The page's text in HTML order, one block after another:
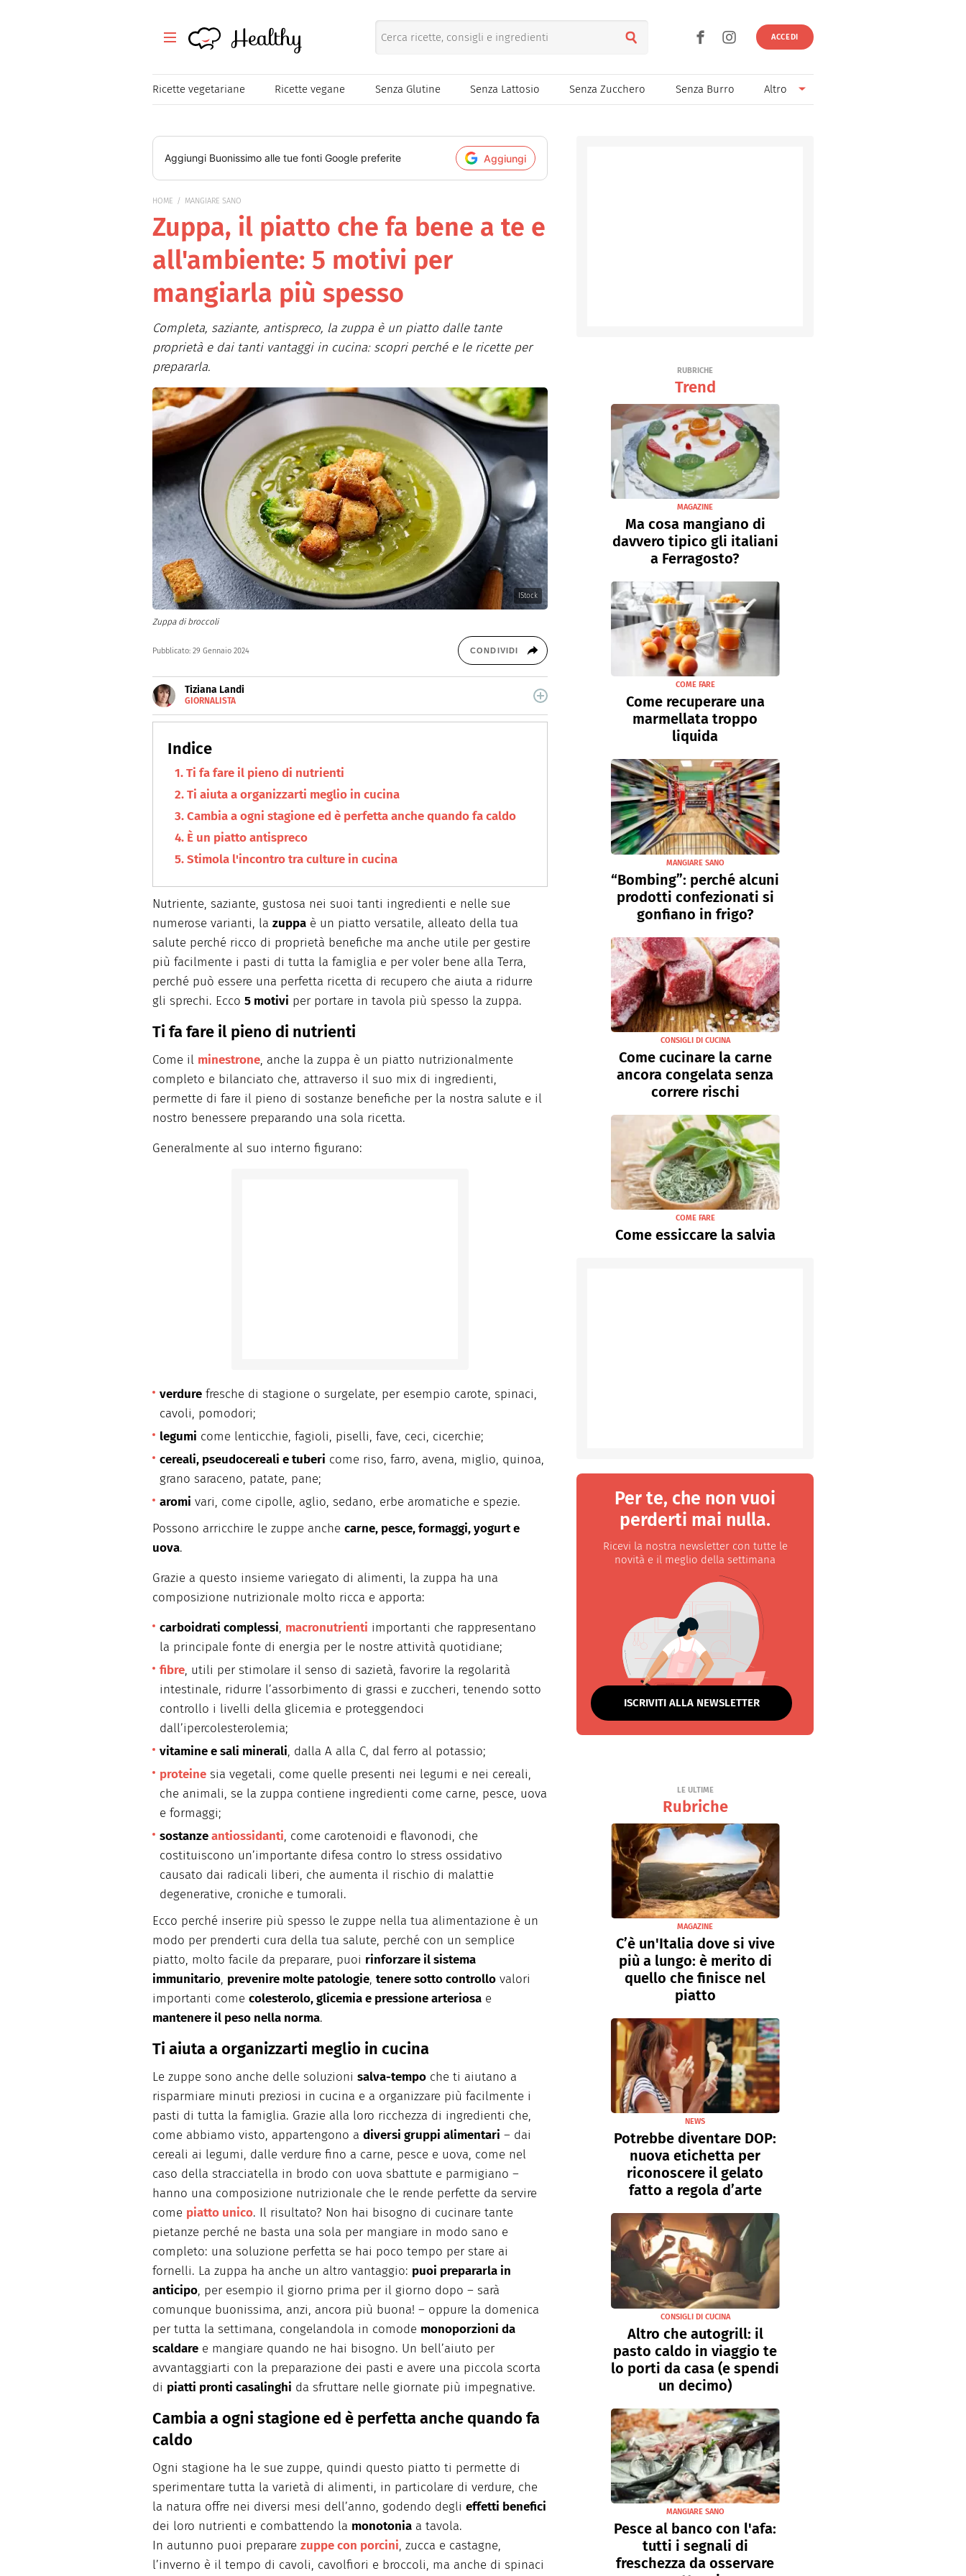
Healthy
Healthy ACCEDI
Ricette vegetariane Ricette vegane Senza Glutine Senza Lattosio Senza Zucchero Senza Burro Altro
Tutte le ricette
Magazine
Mangiare Sano
Healthy
Consigli
Aggiungi Buonissimo alle tue fonti Google preferite Aggiungi
HOME MANGIARE SANO
Zuppa, il piatto che fa bene a te e
all'ambiente: 5 motivi per
mangiarla più spesso
Completa, saziante, antispreco, la zuppa è un piatto dalle tante
proprietà e dai tanti vantaggi in cucina: scopri perché e le ricette per
prepararla.
IStock
Zuppa di broccoli
Pubblicato: 29 Gennaio 2024 CONDIVIDI
Tiziana Landi
GIORNALISTA
MAIL
Giornalista toscana, da oltre 10 anni scrivo di food, alimentazione e salute per
siti web, magazine e agenzie digital specializzati. Quando non sono seduta al
pc, mi trovate in cucina.
Ti fa fare il pieno di nutrienti
Ti aiuta a organizzarti meglio in cucina
Cambia a ogni stagione ed è perfetta anche quando fa caldo
È un piatto antispreco
Stimola l'incontro tra culture in cucina
Nutriente, saziante, gustosa nei suoi tanti ingredienti e nelle sue
numerose varianti, la zuppa è un piatto versatile, alleato della tua
salute perché ricco di proprietà benefiche ma anche utile per gestire
più facilmente i pasti di tutta la famiglia e per voler bene alla Terra,
perché può essere una perfetta ricetta di recupero che aiuta a ridurre
gli sprechi. Ecco 5 motivi per portare in tavola più spesso la zuppa.
Ti fa fare il pieno di nutrienti
Come il minestrone, anche la zuppa è un piatto nutrizionalmente
completo e bilanciato che, attraverso il suo mix di ingredienti,
permette di fare il pieno di sostanze benefiche per la nostra salute e il
nostro benessere preparando una sola ricetta.
Generalmente al suo interno figurano:
verdure fresche di stagione o surgelate, per esempio carote, spinaci,
cavoli, pomodori;
legumi come lenticchie, fagioli, piselli, fave, ceci, cicerchie;
cereali, pseudocereali e tuberi come riso, farro, avena, miglio, quinoa,
grano saraceno, patate, pane;
aromi vari, come cipolle, aglio, sedano, erbe aromatiche e spezie.
Possono arricchire le zuppe anche carne, pesce, formaggi, yogurt e
uova.
Grazie a questo insieme variegato di alimenti, la zuppa ha una
composizione nutrizionale molto ricca e apporta:
carboidrati complessi, macronutrienti importanti che rappresentano
la principale fonte di energia per le nostre attività quotidiane;
fibre, utili per stimolare il senso di sazietà, favorire la regolarità
intestinale, ridurre l’assorbimento di grassi e zuccheri, tenendo sotto
controllo i livelli della glicemia e proteggendoci
dall’ipercolesterolemia;
vitamine e sali minerali, dalla A alla C, dal ferro al potassio;
proteine sia vegetali, come quelle presenti nei legumi e nei cereali,
che animali, se la zuppa contiene ingredienti come carne, pesce, uova
e formaggi;
sostanzeantiossidanti, come carotenoidi e flavonodi, che
costituiscono un’importante difesa contro lo stress ossidativo
causato dai radicali liberi, che aumenta il rischio di malattie
degenerative, croniche e tumorali.
Ecco perché inserire più spesso le zuppe nella tua alimentazione è un
modo per prenderti cura della tua salute, perché con un semplice
piatto, molto facile da preparare, puoi rinforzare il sistema
immunitario, prevenire molte patologie, tenere sotto controllo valori
importanti come colesterolo, glicemia e pressione arteriosa e
mantenere il peso nella norma.
Ti aiuta a organizzarti meglio in cucina
Le zuppe sono anche delle soluzioni salva-tempo che ti aiutano a
risparmiare minuti preziosi in cucina e a organizzare più facilmente i
pasti di tutta la famiglia. Grazie alla loro ricchezza di ingredienti che,
come abbiamo visto, appartengono a diversi gruppi alimentari – dai
cereali ai legumi, dalle verdure fino a carne, pesce e uova, come nel
caso della stracciatella in brodo con uova sbattute e parmigiano –
hanno una composizione nutrizionale che le rende perfette da servire
come piatto unico. Il risultato? Non hai bisogno di cucinare tante
pietanze perché ne basta una sola per mangiare in modo sano e
completo: una soluzione perfetta se hai poco tempo per stare ai
fornelli. La zuppa ha anche un altro vantaggio: puoi prepararla in
anticipo, per esempio il giorno prima per il giorno dopo – sarà
comunque buonissima, anzi, ancora più buona! – oppure la domenica
per tutta la settimana, congelandola in comode monoporzioni da
scaldare e mangiare quando ne hai bisogno. Un bell’aiuto per
avvantaggiarti con la preparazione dei pasti e avere una piccola scorta
di piatti pronti casalinghi da sfruttare nelle giornate più impegnative.
Cambia a ogni stagione ed è perfetta anche quando fa
caldo
Ogni stagione ha le sue zuppe, quindi questo piatto ti permette di
sperimentare tutta la varietà di alimenti, in particolare di verdure, che
la natura offre nei diversi mesi dell’anno, godendo degli effetti benefici
dei loro nutrienti e combattendo la monotonia a tavola.
In autunno puoi preparare zuppe con porcini, zucca e castagne,
l’inverno è il tempo di cavoli, cavolfiori e broccoli, ma anche di spinaci
RUBRICHE
Trend
MAGAZINE
Ma cosa mangiano di
davvero tipico gli italiani
a Ferragosto?
COME FARE
Come recuperare una
marmellata troppo
liquida
MANGIARE SANO
“Bombing”: perché alcuni
prodotti confezionati si
gonfiano in frigo?
CONSIGLI DI CUCINA
Come cucinare la carne
ancora congelata senza
correre rischi
COME FARE
Come essiccare la salvia
Per te, che non vuoi
perderti mai nulla.
Ricevi la nostra newsletter con tutte le
novità e il meglio della settimana
ISCRIVITI ALLA NEWSLETTER
LE ULTIME
Rubriche
MAGAZINE
C’è un'Italia dove si vive
più a lungo: è merito di
quello che finisce nel
piatto
NEWS
Potrebbe diventare DOP:
nuova etichetta per
riconoscere il gelato
fatto a regola d’arte
CONSIGLI DI CUCINA
Altro che autogrill: il
pasto caldo in viaggio te
lo porti da casa (e spendi
un decimo)
MANGIARE SANO
Pesce al banco con l'afa:
tutti i segnali di
freschezza da osservare